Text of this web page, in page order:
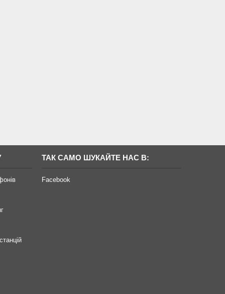
ТАК САМО ШУКАЙТЕ НАС В:
Facebook